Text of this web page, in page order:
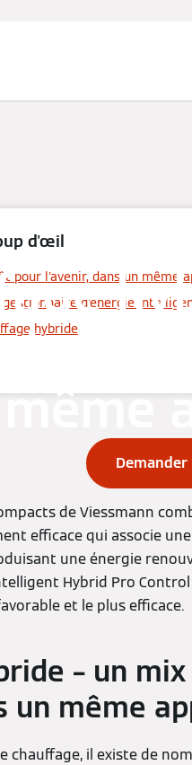
même
d'œil
pour l'avenir, dans un même
gestionnaire d'énergie
hybride
de Viessmann
efficace qui associe
une énergie
Hybrid Pro
et le plus efficace.
– un
un même
chauffage, il existe de